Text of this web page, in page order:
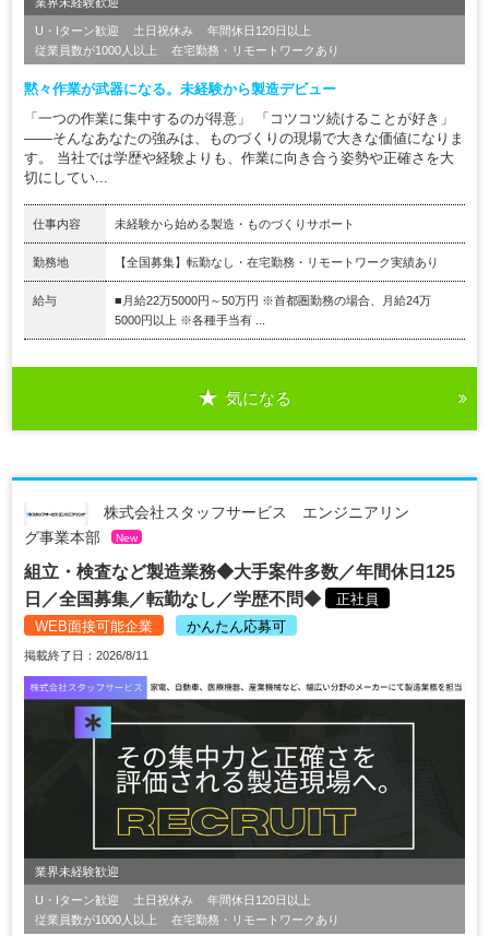
U・Iターン歓迎 土日祝休み
年間休日120日以上
従業員数が1000人以上
在宅勤務・リモートワークあり
黙々作業が武器になる。未経験から製造デビュー
「一つの作業に集中するのが得意」 「コツコツ続けることが好き」
――そんなあなたの強みは、ものづくりの現場で大きな価値になりま
す。 当社では学歴や経験よりも、作業に向き合う姿勢や正確さを大
切にしてい...
仕事内容 未経験から始める製造・ものづくりサポート
勤務地 【全国募集】転勤なし・在宅勤務・リモートワーク実績あり
給与
■月給22万5000円～50万円 ※首都圏勤務の場合、月給24万
5000円以上 ※各種手当有 ...
気になる
株式会社スタッフサービス エンジニアリン
グ事業本部
New
組立・検査など製造業務◆大手案件多数／年間休日125
日／全国募集／転勤なし／学歴不問◆
正社員
WEB面接可能企業
かんたん応募可
掲載終了日：2026/8/11
業界未経験歓迎
U・Iターン歓迎 土日祝休み
年間休日120日以上
従業員数が1000人以上
在宅勤務・リモートワークあり